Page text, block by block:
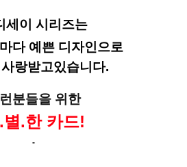
세이 시리즈는
다 예쁜 디자인으로
랑받고있습니다.
분들을 위한
별.한 카드!
-